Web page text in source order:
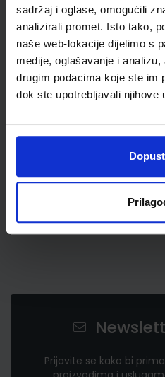
sadržaj i oglase, omogućili
analizirali promet. Isto tako,
naše web-lokacije dijelimo s
medije, oglašavanje i
drugim podacima koje ste im
dok ste upotrebljavali njihove
0,85
Prijavite se kako bi